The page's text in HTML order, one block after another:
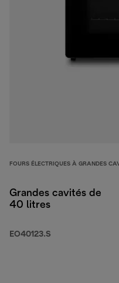
FOURS ÉLECTRIQUES À GRANDES
Grandes cavités de
40 litres
EO40123.S